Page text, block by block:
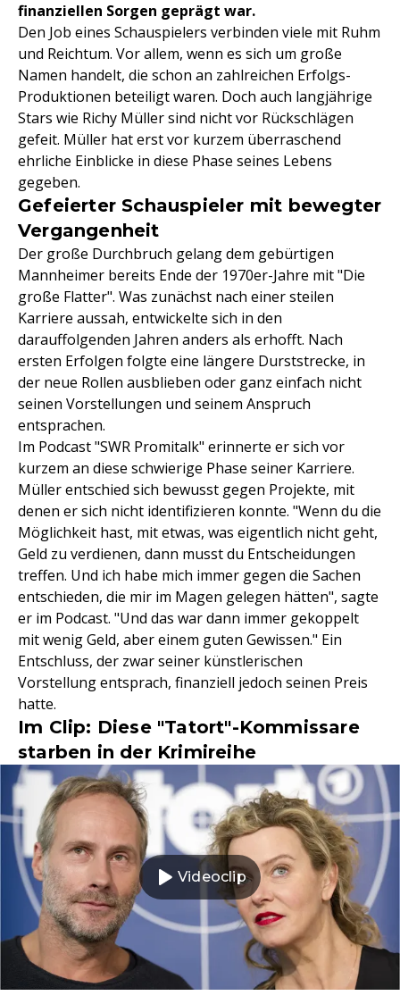
finanziellen Sorgen geprägt war.
Den Job eines Schauspielers verbinden viele mit Ruhm
und Reichtum. Vor allem, wenn es sich um große
Namen handelt, die schon an zahlreichen Erfolgs-
Produktionen beteiligt waren. Doch auch langjährige
Stars wie Richy Müller sind nicht vor Rückschlägen
gefeit. Müller hat erst vor kurzem überraschend
ehrliche Einblicke in diese Phase seines Lebens
gegeben.
Gefeierter Schauspieler mit bewegter
Vergangenheit
Der große Durchbruch gelang dem gebürtigen
Mannheimer bereits Ende der 1970er-Jahre mit "Die
große Flatter". Was zunächst nach einer steilen
Karriere aussah, entwickelte sich in den
darauffolgenden Jahren anders als erhofft. Nach
ersten Erfolgen folgte eine längere Durststrecke, in
der neue Rollen ausblieben oder ganz einfach nicht
seinen Vorstellungen und seinem Anspruch
entsprachen.
Im Podcast "SWR Promitalk" erinnerte er sich vor
kurzem an diese schwierige Phase seiner Karriere.
Müller entschied sich bewusst gegen Projekte, mit
denen er sich nicht identifizieren konnte. "Wenn du die
Möglichkeit hast, mit etwas, was eigentlich nicht geht,
Geld zu verdienen, dann musst du Entscheidungen
treffen. Und ich habe mich immer gegen die Sachen
entschieden, die mir im Magen gelegen hätten", sagte
er im Podcast. "Und das war dann immer gekoppelt
mit wenig Geld, aber einem guten Gewissen." Ein
Entschluss, der zwar seiner künstlerischen
Vorstellung entsprach, finanziell jedoch seinen Preis
hatte.
Im Clip: Diese "Tatort"-Kommissare
starben in der Krimireihe
Videoclip